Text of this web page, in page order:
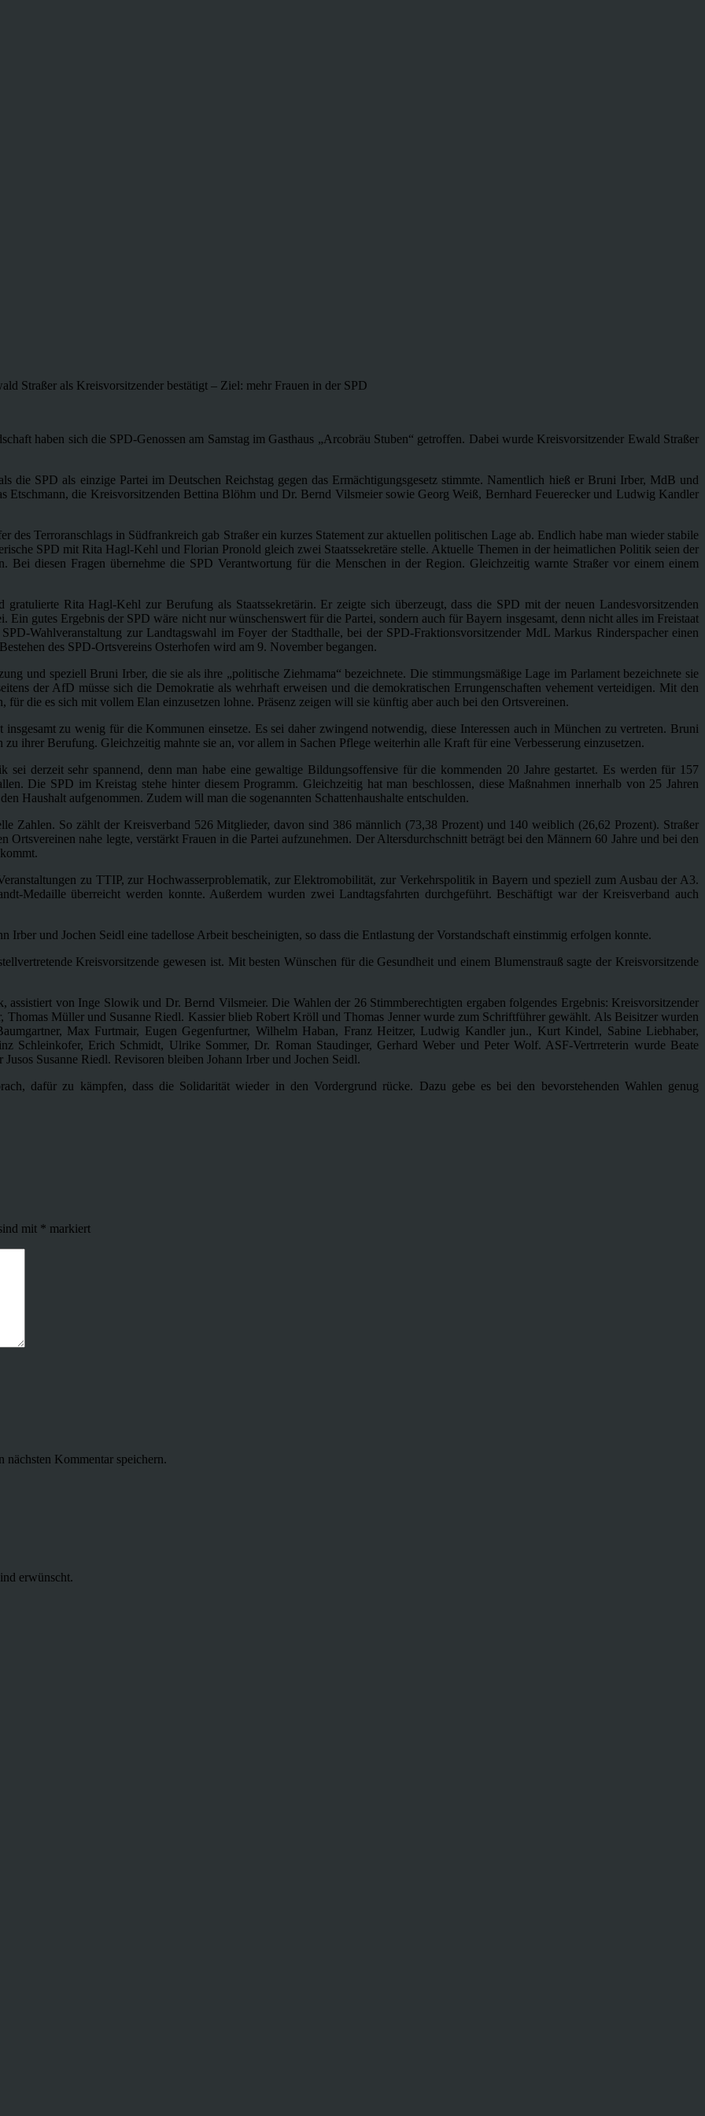
Straßer als Kreisvorsitzender bestätigt – Ziel: mehr Frauen in der SPD
haben sich die SPD-Genossen am Samstag im Gasthaus „Arcobräu Stuben“ getroffen. Dabei wurde Kreisvorsitzender Ewald Straßer
die SPD als einzige Partei im Deutschen Reichstag gegen das Ermächtigungsgesetz stimmte. Namentlich hieß er Bruni Irber, MdB und
Etschmann, die Kreisvorsitzenden Bettina Blöhm und Dr. Bernd Vilsmeier sowie Georg Weiß, Bernhard Feuerecker und Ludwig Kandler
des Terroranschlags in Südfrankreich gab Straßer ein kurzes Statement zur aktuellen politischen Lage ab. Endlich habe man wieder stabile
SPD mit Rita Hagl-Kehl und Florian Pronold gleich zwei Staatssekretäre stelle. Aktuelle Themen in der heimatlichen Politik seien der
Bei diesen Fragen übernehme die SPD Verantwortung für die Menschen in der Region. Gleichzeitig warnte Straßer vor einem einem
Rita Hagl-Kehl zur Berufung als Staatssekretärin. Er zeigte sich überzeugt, dass die SPD mit der neuen Landesvorsitzenden
gutes Ergebnis der SPD wäre nicht nur wünschenswert für die Partei, sondern auch für Bayern insgesamt, denn nicht alles im Freistaat
Wahlveranstaltung zur Landtagswahl im Foyer der Stadthalle, bei der SPD-Fraktionsvorsitzender MdL Markus Rinderspacher einen
des SPD-Ortsvereins Osterhofen wird am 9. November begangen.
und speziell Bruni Irber, die sie als ihre „politische Ziehmama“ bezeichnete. Die stimmungsmäßige Lage im Parlament bezeichnete sie
der AfD müsse sich die Demokratie als wehrhaft erweisen und die demokratischen Errungenschaften vehement verteidigen. Mit den
die es sich mit vollem Elan einzusetzen lohne. Präsenz zeigen will sie künftig aber auch bei den Ortsvereinen.
zu wenig für die Kommunen einsetze. Es sei daher zwingend notwendig, diese Interessen auch in München zu vertreten. Bruni
zu ihrer Berufung. Gleichzeitig mahnte sie an, vor allem in Sachen Pflege weiterhin alle Kraft für eine Verbesserung einzusetzen.
derzeit sehr spannend, denn man habe eine gewaltige Bildungsoffensive für die kommenden 20 Jahre gestartet. Es werden für 157
Die SPD im Kreistag stehe hinter diesem Programm. Gleichzeitig hat man beschlossen, diese Maßnahmen innerhalb von 25 Jahren
Haushalt aufgenommen. Zudem will man die sogenannten Schattenhaushalte entschulden.
Zahlen. So zählt der Kreisverband 526 Mitglieder, davon sind 386 männlich (73,38 Prozent) und 140 weiblich (26,62 Prozent). Straßer
Ortsvereinen nahe legte, verstärkt Frauen in die Partei aufzunehmen. Der Altersdurchschnitt beträgt bei den Männern 60 Jahre und bei den
zu TTIP, zur Hochwasserproblematik, zur Elektromobilität, zur Verkehrspolitik in Bayern und speziell zum Ausbau der A3.
Medaille überreicht werden konnte. Außerdem wurden zwei Landtagsfahrten durchgeführt. Beschäftigt war der Kreisverband auch
und Jochen Seidl eine tadellose Arbeit bescheinigten, so dass die Entlastung der Vorstandschaft einstimmig erfolgen konnte.
Kreisvorsitzende gewesen ist. Mit besten Wünschen für die Gesundheit und einem Blumenstrauß sagte der Kreisvorsitzende
assistiert von Inge Slowik und Dr. Bernd Vilsmeier. Die Wahlen der 26 Stimmberechtigten ergaben folgendes Ergebnis: Kreisvorsitzender
Thomas Müller und Susanne Riedl. Kassier blieb Robert Kröll und Thomas Jenner wurde zum Schriftführer gewählt. Als Beisitzer wurden
Max Furtmair, Eugen Gegenfurtner, Wilhelm Haban, Franz Heitzer, Ludwig Kandler jun., Kurt Kindel, Sabine Liebhaber,
Schleinkofer, Erich Schmidt, Ulrike Sommer, Dr. Roman Staudinger, Gerhard Weber und Peter Wolf. ASF-Vertrreterin wurde Beate
Susanne Riedl. Revisoren bleiben Johann Irber und Jochen Seidl.
dafür zu kämpfen, dass die Solidarität wieder in den Vordergrund rücke. Dazu gebe es bei den bevorstehenden Wahlen genug
mit * markiert
Kommentar speichern.
erwünscht.